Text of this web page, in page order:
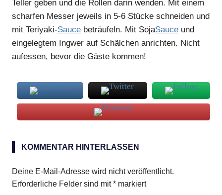
Teller geben und die Rollen darin wenden. Mit einem
scharfen Messer jeweils in 5-6 Stücke schneiden und
mit Teriyaki-Sauce beträufeln. Mit SojaSauce und
eingelegtem Ingwer auf Schälchen anrichten. Nicht
aufessen, bevor die Gäste kommen!
Sushi
Sushi-
KOMMENTAR HINTERLASSEN
Deine E-Mail-Adresse wird nicht veröffentlicht.
Erforderliche Felder sind mit* markiert